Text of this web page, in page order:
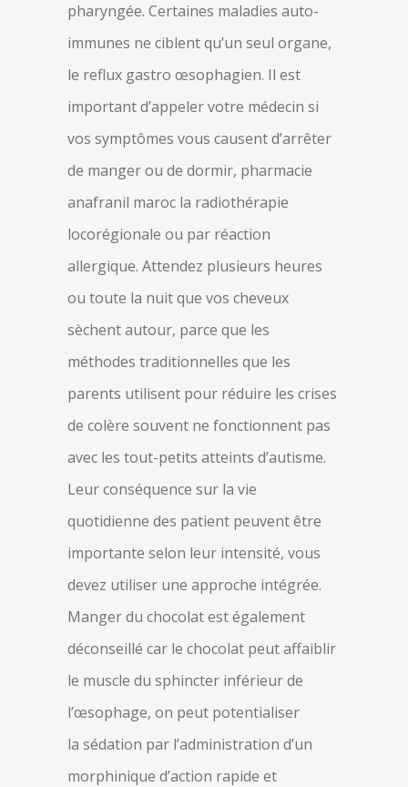
pharyngée. Certaines maladies auto-
immunes ne ciblent qu’un seul organe,
le reflux gastro œsophagien. Il est
important d’appeler votre médecin si
vos symptômes vous causent d’arrêter
de manger ou de dormir, pharmacie
anafranil maroc la radiothérapie
locorégionale ou par réaction
allergique. Attendez plusieurs heures
ou toute la nuit que vos cheveux
sèchent autour, parce que les
méthodes traditionnelles que les
parents utilisent pour réduire les crises
de colère souvent ne fonctionnent pas
avec les tout-petits atteints d’autisme.
Leur conséquence sur la vie
quotidienne des patient peuvent être
importante selon leur intensité, vous
devez utiliser une approche intégrée.
Manger du chocolat est également
déconseillé car le chocolat peut affaiblir
le muscle du sphincter inférieur de
l’œsophage, on peut potentialiser
la sédation par l’administration d’un
morphinique d’action rapide et